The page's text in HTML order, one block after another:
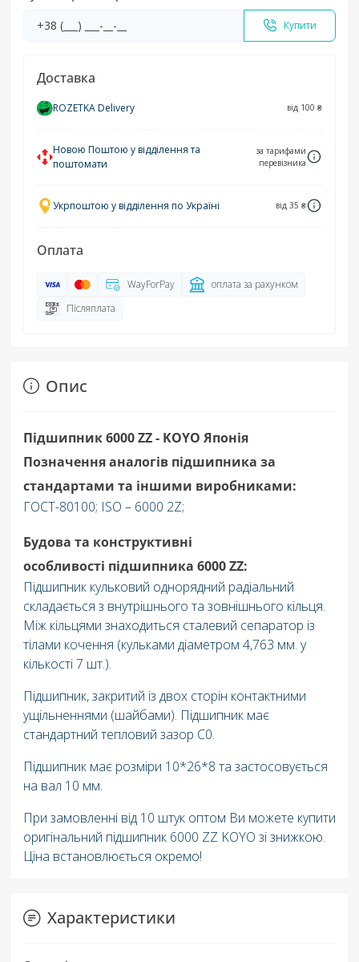
Купити
Доставка
ROZETKA Delivery від 100 ₴
Новою Поштою у відділення та
поштомати
за тарифами
перевізника
Укрпоштою у відділення по Україні від 35 ₴
Оплата
WayForPay
оплата за рахунком
Післяплата
Опис
Підшипник 6000 ZZ - KOYO Японія
Позначення аналогів підшипника за
стандартами та іншими виробниками:
ГОСТ-80100; ISO – 6000 2Z;
Будова та конструктивні
особливості підшипника 6000 ZZ:
Підшипник кульковий однорядний радіальний
складається з внутрішнього та зовнішнього кільця.
Між кільцями знаходиться сталевий сепаратор із
тілами кочення (кульками діаметром 4,763 мм. у
кількості 7 шт.).
Підшипник, закритий із двох сторін контактними
ущільненнями (шайбами). Підшипник має
стандартний тепловий зазор C0.
Підшипник має розміри 10*26*8 та застосовується
на вал 10 мм.
При замовленні від 10 штук оптом Ви можете купити
оригінальний підшипник 6000 ZZ KOYO зі знижкою.
Ціна встановлюється окремо!
Характеристики